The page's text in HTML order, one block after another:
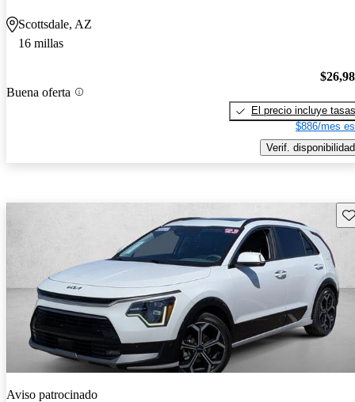
Scottsdale, AZ
16 millas
Buena oferta
El precio incluye tasas
$886/mes
Verif. disponibilidad
Aviso patrocinado